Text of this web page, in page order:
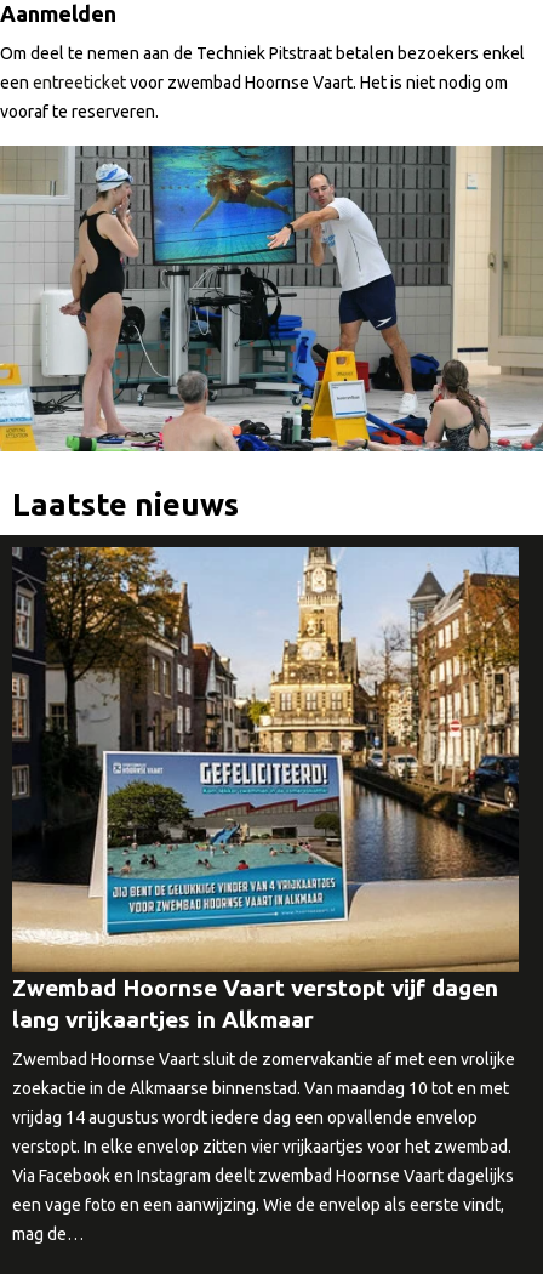
Aanmelden
Om deel te nemen aan de Techniek Pitstraat betalen bezoekers enkel
een entreeticketvoor zwembad Hoornse Vaart. Het is niet nodig om
vooraf te reserveren.
Laatste nieuws
Zwembad Hoornse Vaart verstopt vijf dagen
lang vrijkaartjes in Alkmaar
Zwembad Hoornse Vaart sluit de zomervakantie af met een vrolijke
zoekactie in de Alkmaarse binnenstad. Van maandag 10 tot en met
vrijdag 14 augustus wordt iedere dag een opvallende envelop
verstopt. In elke envelop zitten vier vrijkaartjes voor het zwembad.
Via Facebook en Instagram deelt zwembad Hoornse Vaart dagelijks
een vage foto en een aanwijzing. Wie de envelop als eerste vindt,
mag de…